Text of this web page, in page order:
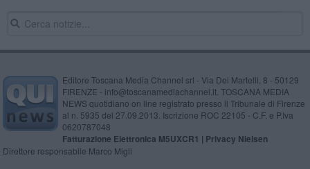
Editore Toscana Media Channel srl - Via Dei Martelli, 8 - 50129
FIRENZE - info@toscanamediachannel.it. TOSCANA MEDIA
NEWS quotidiano on line registrato presso il Tribunale di Firenze
al n. 5935 del 27.09.2013. Iscrizione ROC 22105 - C.F. e P.Iva
0620787048
Fatturazione Elettronica M5UXCR1 | Privacy Nielsen
Direttore responsabile Marco Migli